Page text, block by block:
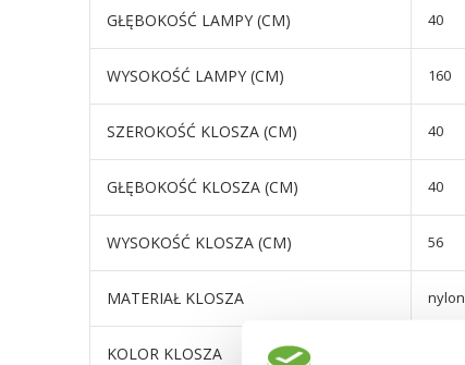
GŁĘBOKOŚĆ LAMPY (CM) 40
WYSOKOŚĆ LAMPY (CM) 160
SZEROKOŚĆ KLOSZA (CM) 40
GŁĘBOKOŚĆ KLOSZA (CM) 40
WYSOKOŚĆ KLOSZA (CM) 56
MATERIAŁ KLOSZA nylon
KOLOR KLOSZA